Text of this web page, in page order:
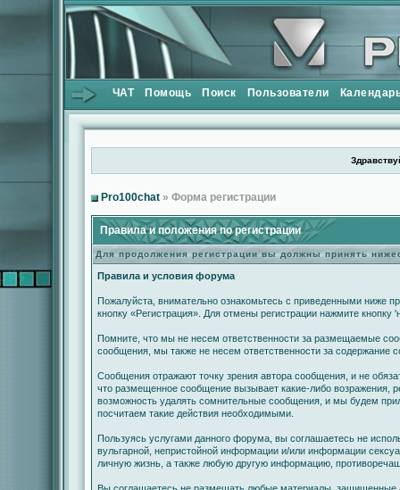
ЧАТ Помощь Поиск Пользователи
Pro100chat » Форма регистрации
Правила и положения по регистрации
Для продолжения регистрации вы должны принять
Правила и условия форума
Пожалуйста, внимательно ознакомьтесь с приведенными ниже
кнопку «Регистрация». Для отмены регистрации нажмите кнопку
Помните, что мы не несем ответственности за размещаемые
сообщения, мы также не несем ответственности за содержание
Сообщения отражают точку зрения автора сообщения, и не
что размещенное сообщение вызывает какие-либо возражения,
возможность удалять сомнительные сообщения, и мы будем
посчитаем такие действия необходимыми.
Пользуясь услугами данного форума, вы соглашаетесь не
вульгарной, непристойной информации и/или информации
личную жизнь, а также любую другую информацию,